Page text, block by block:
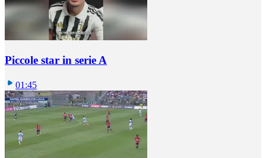
Piccole star in serie A
01:45